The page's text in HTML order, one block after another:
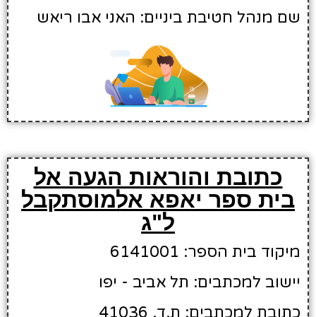
שם מנהל חטיבת ביניים: האני אבו ריאש
כתובת והוראות הגעה אל
בית ספר יאפא אלמוסתקבל
ל"ג
מיקוד בית הספר: 6141001
יישוב למכתבים: תל אביב - יפו
כתובת למכתבים: ת.ד. 41036